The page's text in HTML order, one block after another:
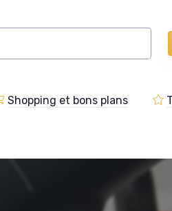
Shopping et bons plans